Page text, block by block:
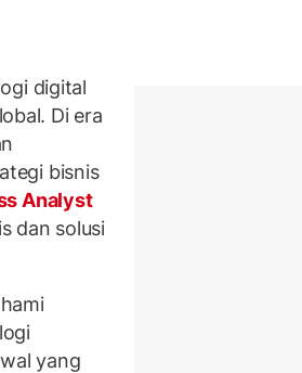
digital
Di era
bisnis
Analyst
dan solusi
yang